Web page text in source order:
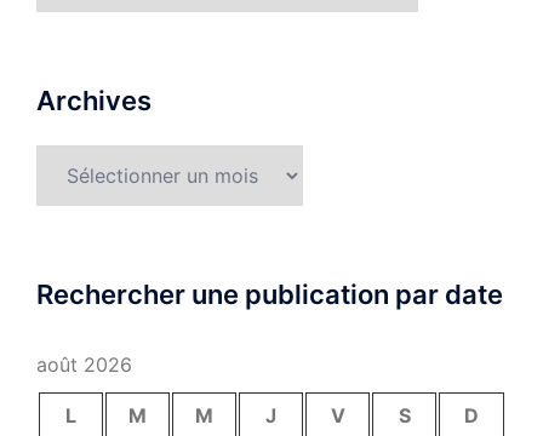
Archives
Rechercher une publication par date
août 2026
L M M J V S
D